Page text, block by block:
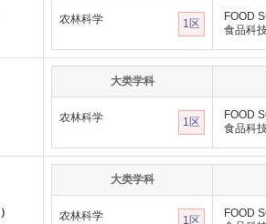
农林科学 1区
FOOD
食品科
大类学科
农林科学 1区
FOOD
食品科
）
大类学科
农林科学 1区
FOOD